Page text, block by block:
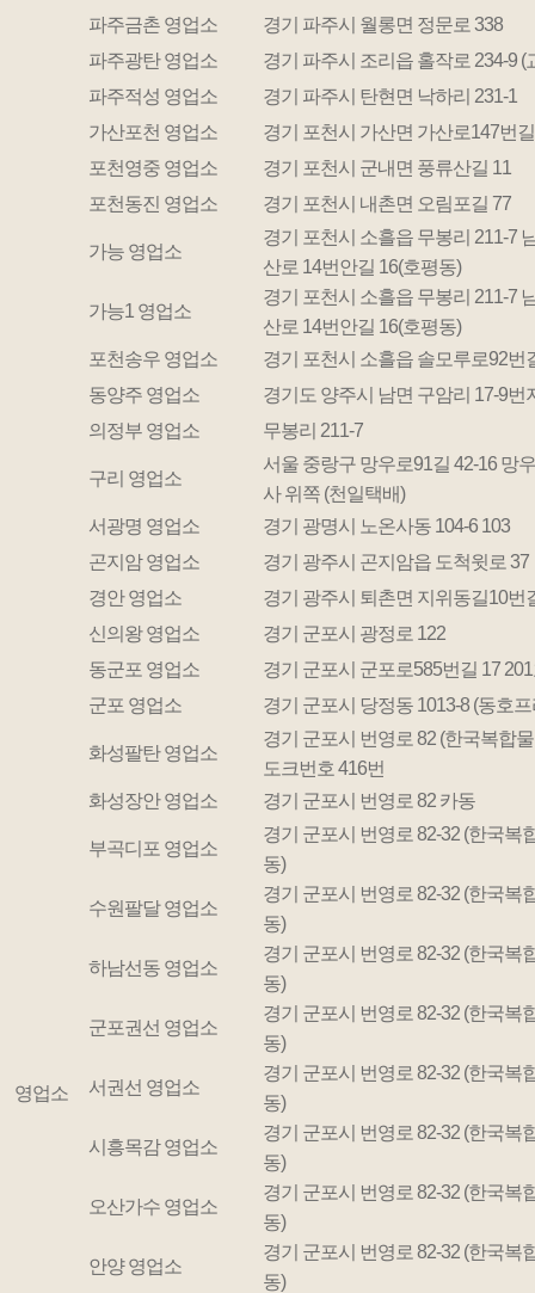
영업소
파주금촌 영업소
경기 파주시 월롱면 정문로 338
파주광탄 영업소
경기 파주시 조리읍 홀작로 234-9 (
파주적성 영업소
경기 파주시 탄현면 낙하리 231-1
가산포천 영업소
경기 포천시 가산면 가산로147번
포천영중 영업소
경기 포천시 군내면 풍류산길 11
포천동진 영업소
경기 포천시 내촌면 오림포길 77
가능 영업소
경기 포천시 소흘읍 무봉리 211-7
산로 14번안길 16(호평동)
가능1 영업소
경기 포천시 소흘읍 무봉리 211-7
산로 14번안길 16(호평동)
포천송우 영업소
경기 포천시 소흘읍 솔모루로92번
동양주 영업소
경기도 양주시 남면 구암리 17-9번
의정부 영업소
무봉리 211-7
구리 영업소
서울 중랑구 망우로91길 42-16 망
사 위쪽 (천일택배)
서광명 영업소
경기 광명시 노온사동 104-6 103
곤지암 영업소
경기 광주시 곤지암읍 도척윗로 37
경안 영업소
경기 광주시 퇴촌면 지위동길10번
신의왕 영업소
경기 군포시 광정로 122
동군포 영업소
경기 군포시 군포로585번길 17
군포 영업소
경기 군포시 당정동 1013-8 (동호
화성팔탄 영업소
경기 군포시 번영로 82 (한국복합
도크번호 416번
화성장안 영업소
경기 군포시 번영로 82 카동
부곡디포 영업소
경기 군포시 번영로 82-32 (한국복
동)
수원팔달 영업소
경기 군포시 번영로 82-32 (한국복
동)
하남선동 영업소
경기 군포시 번영로 82-32 (한국복
동)
군포권선 영업소
경기 군포시 번영로 82-32 (한국복
동)
서권선 영업소
경기 군포시 번영로 82-32 (한국복
동)
시흥목감 영업소
경기 군포시 번영로 82-32 (한국복
동)
오산가수 영업소
경기 군포시 번영로 82-32 (한국복
동)
안양 영업소
경기 군포시 번영로 82-32 (한국복
동)